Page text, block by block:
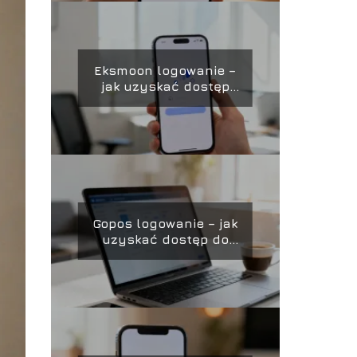
Eksmoon logowanie –
jak uzyskać dostęp
do konta?
Gopos logowanie – jak
uzyskać dostęp do